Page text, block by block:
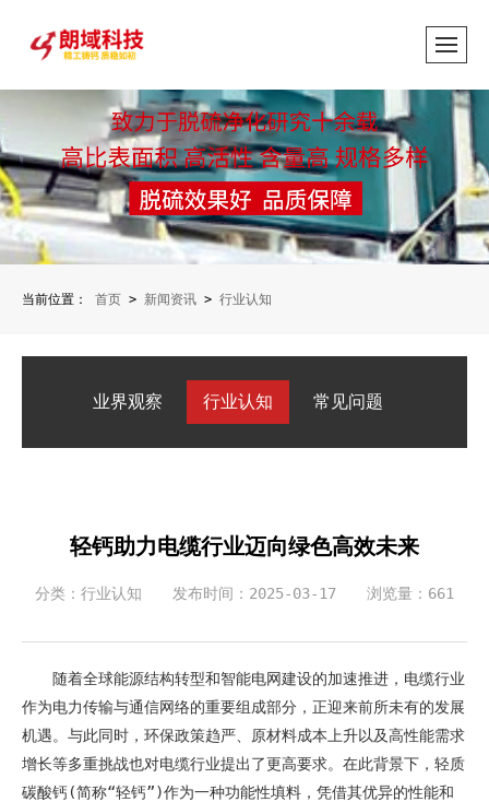
当前位置： 首页 > 新闻资讯 > 行业认知
业界观察 行业认知 常见问题
轻钙助力电缆行业迈向绿色高效未来
分类：行业认知 发布时间：2025-03-17 浏览量：661
随着全球能源结构转型和智能电网建设的加速推进，电缆行业
作为电力传输与通信网络的重要组成部分，正迎来前所未有的发展
机遇。与此同时，环保政策趋严、原材料成本上升以及高性能需求
增长等多重挑战也对电缆行业提出了更高要求。在此背景下，轻质
碳酸钙(简称“轻钙”)作为一种功能性填料，凭借其优异的性能和